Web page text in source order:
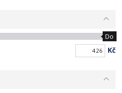
Do
Kč